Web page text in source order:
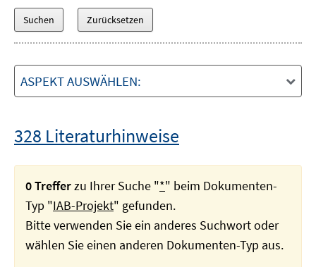
ASPEKT AUSWÄHLEN:
328 Literaturhinweise
0 Trefferzu Ihrer Suche "*" beim Dokumenten-
Typ "IAB-Projekt" gefunden.
Bitte verwenden Sie ein anderes Suchwort oder
wählen Sie einen anderen Dokumenten-Typ aus.